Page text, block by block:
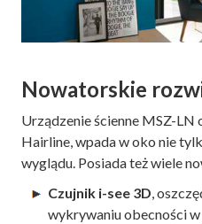
Nowatorskie
Urządzenie ścienne MSZ-
Hairline, wpada w oko nie
wyglądu. Posiada też wiele
Czujnik i-see 3D,
wykrywaniu obecności